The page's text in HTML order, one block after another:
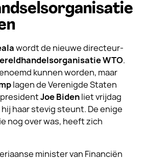
wordt de nieuwe directeur-
WTO.
kunnen worden, maar
lagen de Verenigde Staten
Joe Bidenliet vrijdag
haar stevig steunt. De enige
nog over was, heeft zich
minister van Financiën